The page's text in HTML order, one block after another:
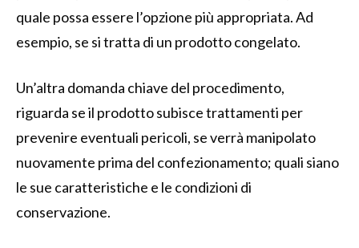
quale possa essere l’opzione più appropriata. Ad
esempio, se si tratta di un prodotto congelato.
Un’altra domanda chiave del procedimento,
riguarda se il prodotto subisce trattamenti per
prevenire eventuali pericoli, se verrà manipolato
nuovamente prima del confezionamento; quali siano
le sue caratteristiche e le condizioni di
conservazione.